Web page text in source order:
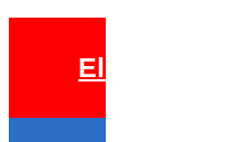
Elezioni 2026